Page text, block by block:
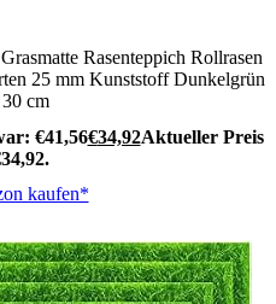
Rasenteppich Rollrasen
25 mm Kunststoff Dunkelgrün
cm
€41,56€34,92Aktueller Preis
kaufen*